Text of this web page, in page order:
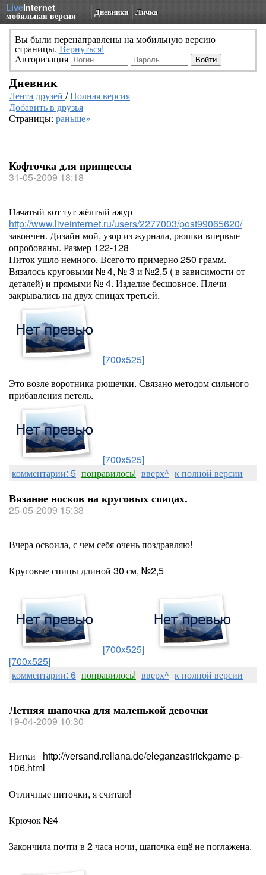
LiveInternet
мобильная версия Дневники Личка
Вы были перенаправлены на мобильную версию
страницы. Вернуться!
Авторизация
Дневник
Лента друзей /Полная версия
Добавить в друзья
Страницы: раньше»
Кофточка для принцессы
31-05-2009 18:18
Начатый вот тут жёлтый ажур
http://www.liveinternet.ru/users/2277003/post99065620/
закончен. Дизайн мой, узор из журнала, рюшки впервые
опробованы. Размер 122-128
Ниток ушло немного. Всего то примерно 250 грамм.
Вязалось круговыми № 4, № 3 и №2,5 ( в зависимости от
деталей) и прямыми № 4. Изделие бесшовное. Плечи
закрывались на двух спицах третьей.
[700x525]
Это возле воротника рюшечки. Связано методом сильного
прибавления петель.
[700x525]
комментарии: 5 понравилось! вверх^ к полной версии
Вязание носков на круговых спицах.
25-05-2009 15:33
Вчера освоила, с чем себя очень поздравляю!
Круговые спицы длиной 30 см, №2,5
[700x525]
[700x525]
комментарии: 6 понравилось! вверх^ к полной версии
Летняя шапочка для маленькой девочки
19-04-2009 10:30
Нитки http://versand.rellana.de/eleganzastrickgarne-p-
106.html
Отличные ниточки, я считаю!
Крючок №4
Закончила почти в 2 часа ночи, шапочка ещё не поглажена.